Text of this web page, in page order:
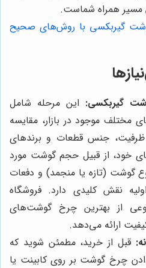
مسیر همراه شماست.
گیربکسی با روش‌های صحیح
گیربکسی: این مرحله شامل
مختلف موجود در بازار، مقایسه
ظرفیت، جنس قطعات و برندهای
خود، از قبیل حجم گوشت مورد
گوشت (تازه‌ یا منجمد) و دفعات
نقش کلیدی دارد. فروشگاه
از بهترین چرخ گوشت‌های
ارائه می‌دهد.
قبل از خرید، مطمئن شوید که
چرخ گوشت بر روی کابینت یا